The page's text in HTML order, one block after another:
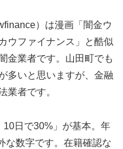
）は漫画「闇金ウ
ウファイナンス」と酷似
金業者です。山田町でも
多いと思いますが、金融
業者です。
日で30%」が基本。年
な数字です。在籍確認な